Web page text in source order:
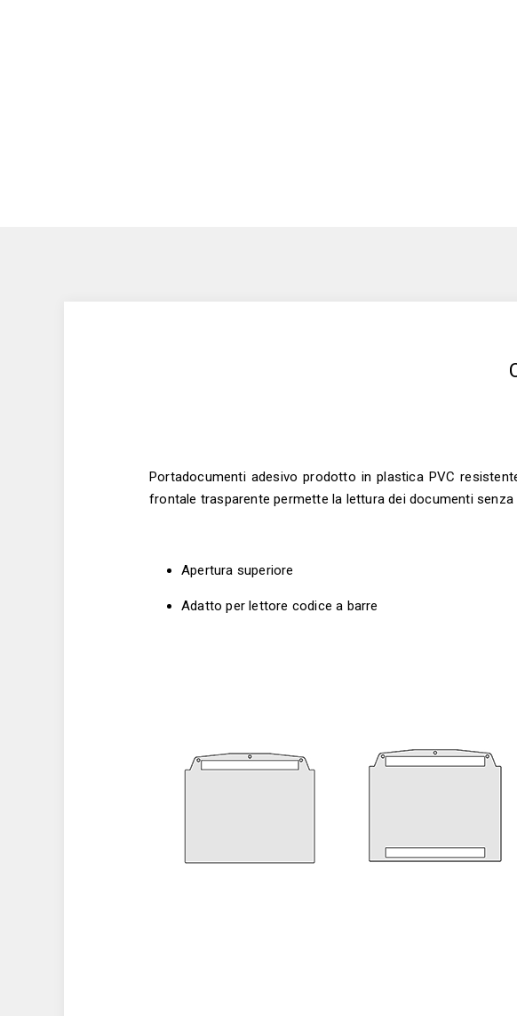
Portadocumenti adesivo prodotto in plastica PVC
frontale trasparente permette la lettura dei documenti
Apertura superiore
Adatto per lettore codice a barre